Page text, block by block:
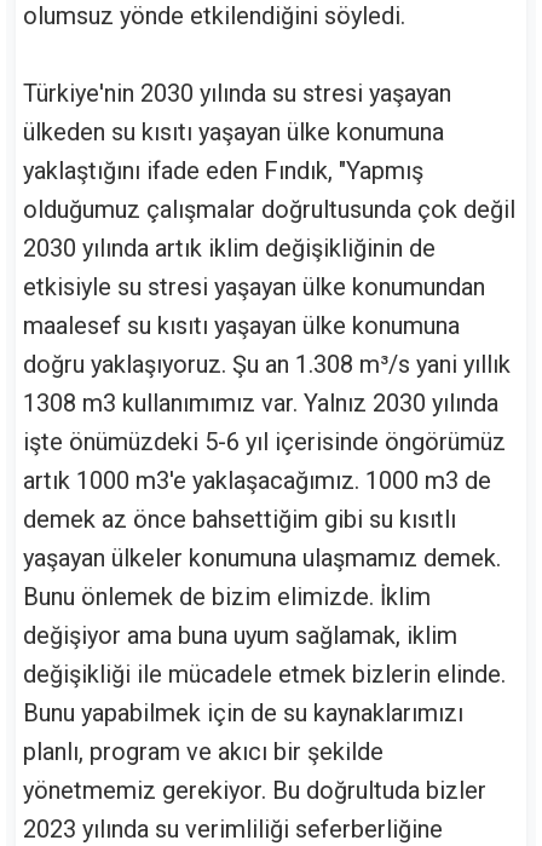
olumsuz yönde etkilendiğini söyledi.
Türkiye'nin 2030 yılında su stresi yaşayan
ülkeden su kısıtı yaşayan ülke konumuna
yaklaştığını ifade eden Fındık, "Yapmış
olduğumuz çalışmalar doğrultusunda çok değil
2030 yılında artık iklim değişikliğinin de
etkisiyle su stresi yaşayan ülke konumundan
maalesef su kısıtı yaşayan ülke konumuna
doğru yaklaşıyoruz. Şu an 1.308 m³/s yani yıllık
1308 m3 kullanımımız var. Yalnız 2030 yılında
işte önümüzdeki 5-6 yıl içerisinde öngörümüz
artık 1000 m3'e yaklaşacağımız. 1000 m3 de
demek az önce bahsettiğim gibi su kısıtlı
yaşayan ülkeler konumuna ulaşmamız demek.
Bunu önlemek de bizim elimizde. İklim
değişiyor ama buna uyum sağlamak, iklim
değişikliği ile mücadele etmek bizlerin elinde.
Bunu yapabilmek için de su kaynaklarımızı
planlı, program ve akıcı bir şekilde
yönetmemiz gerekiyor. Bu doğrultuda bizler
2023 yılında su verimliliği seferberliğine